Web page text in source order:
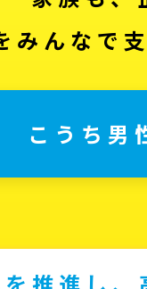
みんなで
こうち男